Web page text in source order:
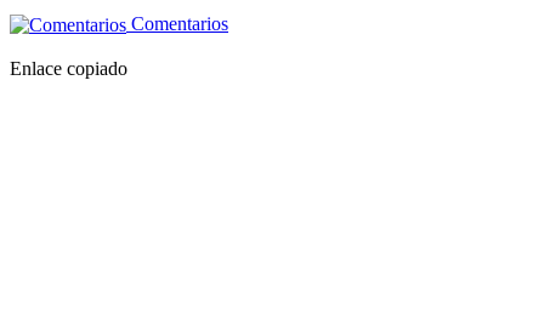
Comentarios
Enlace copiado